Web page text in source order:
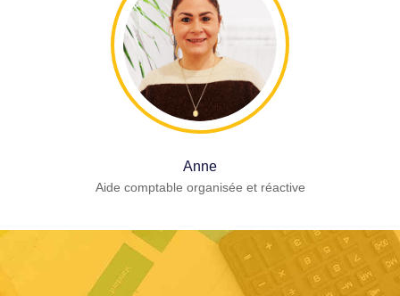
Anne
Aide comptable organisée et réactive